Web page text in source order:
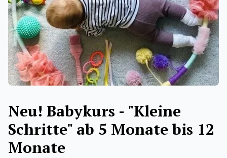
Neu! Babykurs - "Kleine
Schritte" ab 5 Monate bis 12
Monate